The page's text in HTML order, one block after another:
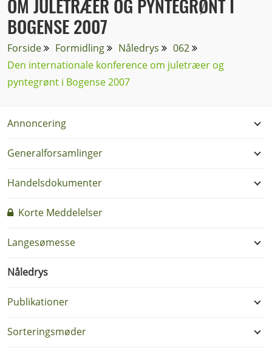
OM JULETRÆER OG PYNTEGRØNT I
BOGENSE 2007
Forside Formidling Nåledrys
062
Den internationale konference om juletræer og
pyntegrønt i Bogense 2007
Annoncering
Generalforsamlinger
Handelsdokumenter
Korte Meddelelser
Langesømesse
Nåledrys
Publikationer
Sorteringsmøder